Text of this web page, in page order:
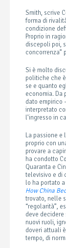
Smith, scrive
forma di
condizione
Proprio in
discepoli poi,
concorrenza”
Si è molto
politiche che
se e quanto
economia. Da
dato empirico
interpretato
l’ingresso in
La passione e
proprio con
provare a
ha condotto
Quaranta e
televisivo e di
lo ha portato
How China
trovato, nelle
“regolarità”,
deve decidere
nuovi ruoli,
doveri attuali
tempo, di